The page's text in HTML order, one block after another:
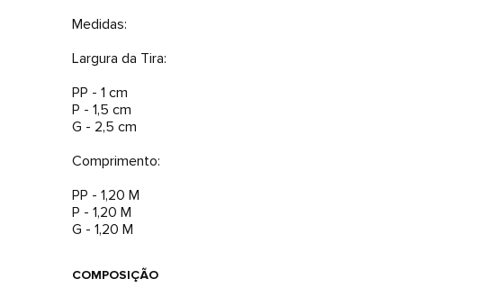
Medidas:
Largura da Tira:
PP - 1 cm
P - 1,5 cm
G - 2,5 cm
Comprimento:
PP - 1,20 M
P - 1,20 M
COMPOSIÇÃO